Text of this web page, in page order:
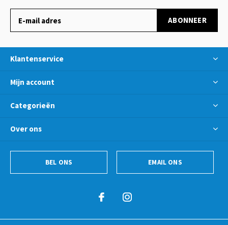
ABONNEER
Klantenservice
Mijn account
Categorieën
Over ons
BEL ONS EMAIL ONS